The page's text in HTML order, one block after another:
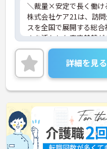
将来を見据えてキャリ
・定年制度なしで長期勤
・退職金制度や持株会あ
・勤続年数に応じた手当
→ 腰を据えて働きたい方
＼裁量×安定で長く働
株式会社ケア21は、訪
スを全国で展開する総
さを活かした安定基盤
運営の裁量があり、現
す。利用者様の在宅から
め、視野を広げながら
エリアマネージャーの
「一人で抱え込まない
にキャリアを築きたい
■ 「高収入×納得感」し
詳細を見る